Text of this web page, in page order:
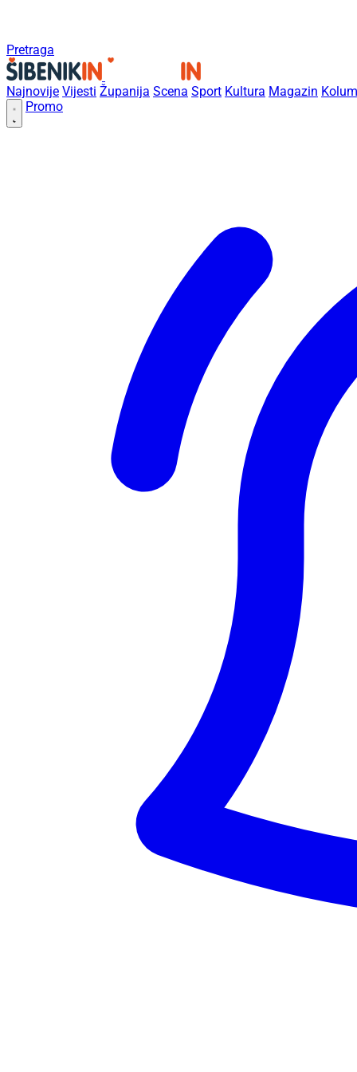
Pretraga
Najnovije Vijesti Županija Scena Sport Kultura Magazin
Promo